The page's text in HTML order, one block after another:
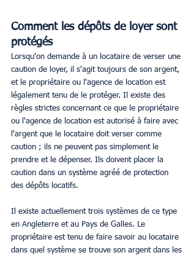
Comment les dépôts de loyer sont
protégés
Lorsqu'on demande à un locataire de verser une
caution de loyer, il s'agit toujours de son argent,
et le propriétaire ou l'agence de location est
légalement tenu de le protéger. Il existe des
règles strictes concernant ce que le propriétaire
ou l'agence de location est autorisé à faire avec
l'argent que le locataire doit verser comme
caution ; ils ne peuvent pas simplement le
prendre et le dépenser. Ils doivent placer la
caution dans un système agréé de protection
des dépôts locatifs.
Il existe actuellement trois systèmes de ce type
en Angleterre et au Pays de Galles. Le
propriétaire est tenu de faire savoir au locataire
dans quel système se trouve son argent dans les